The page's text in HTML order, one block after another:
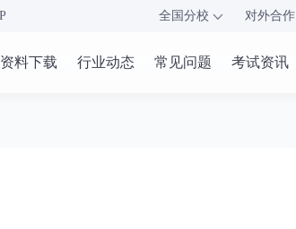
全国分校 对外合作
资料下载 行业动态 常见问题 考试资讯